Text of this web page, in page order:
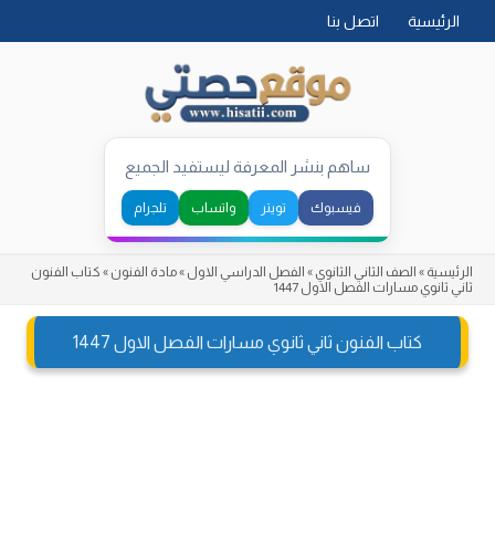
الرئيسية اتصل بنا
ساهم بنشر المعرفة ليستفيد الجميع
فيسبوك تويتر واتساب تلجرام
الرئيسية » الصف الثاني الثانوي » الفصل الدراسي الاول »مادة الفنون » كتاب الفنون
ثاني ثانوي مسارات الفصل الاول 1447
كتاب الفنون ثاني ثانوي مسارات الفصل الاول 1447